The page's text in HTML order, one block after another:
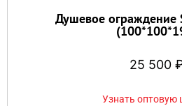
Душевое ограждение
25 500
Узнать оптовую